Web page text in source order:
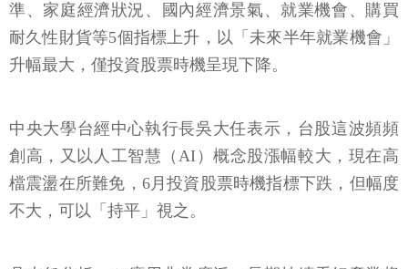
準、家庭經濟狀況、國內經濟景氣、就業機會、購買
耐久性財貨等5個指標上升，以「未來半年就業機會」
升幅最大，僅投資股票時機呈現下降。
中央大學台經中心執行長吳大任表示，台股這波頻頻
創高，又以人工智慧（AI）概念股漲幅較大，現在高
檔震盪在所難免，6月投資股票時機指標下跌，但幅度
不大，可以「持平」視之。